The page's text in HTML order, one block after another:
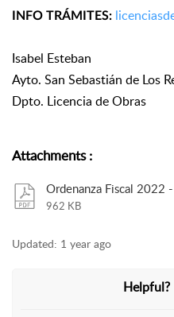
INFO TRÁMITES:
Isabel Esteban
Ayto. San Sebastián de Los
Dpto. Licencia de Obras
Attachments:
Ordenanza Fiscal 2022
962 KB
Updated: 1 year ago
Helpful?